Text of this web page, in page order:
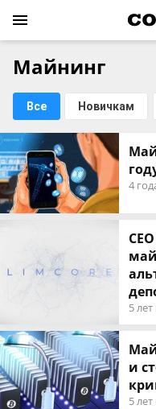
Майнинг
Все Новичкам
4
5
и
5